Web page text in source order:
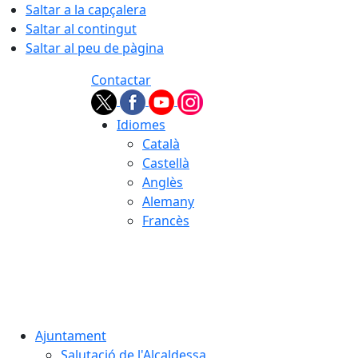
Saltar a la capçalera
Saltar al contingut
Saltar al peu de pàgina
Contactar
Idiomes
Català
Castellà
Anglès
Alemany
Francès
Ajuntament